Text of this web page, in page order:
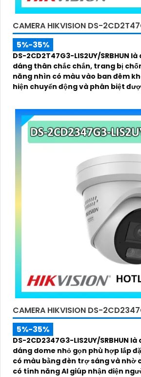
CAMERA HIKVISION DS-
5%-35%
DS-2CD2T47G3-LIS2UY/SRBHUN
dáng thân chắc chắn, trang bị chống nước
năng nhìn có màu vào ban đêm
hiện chuyển động và phân biệt
CAMERA HIKVISION DS-
5%-35%
DS-2CD2347G3-LIS2UY/SRBHUN
dáng dome nhỏ gọn phù hợp lắp
có màu bằng đèn trợ sáng và nhờ
có tính năng AI giúp nhận diện